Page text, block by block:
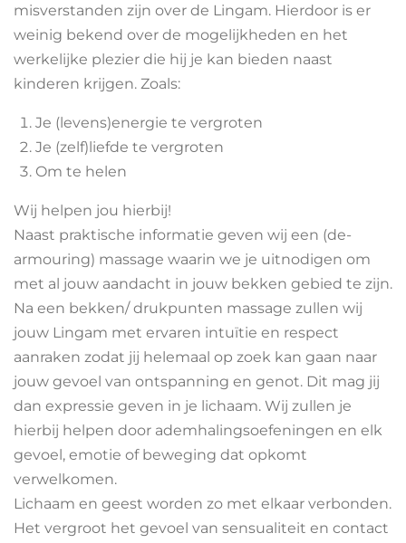
misverstanden zijn over de Lingam. Hierdoor is er
weinig bekend over de mogelijkheden en het
werkelijke plezier die hij je kan bieden naast
kinderen krijgen. Zoals:
Je (levens)energie te vergroten
Je (zelf)liefde te vergroten
Om te helen
Wij helpen jou hierbij!
Naast praktische informatie geven wij een (de-
armouring) massage waarin we je uitnodigen om
met al jouw aandacht in jouw bekken gebied te zijn.
Na een bekken/ drukpunten massage zullen wij
jouw Lingam met ervaren intuïtie en respect
aanraken zodat jij helemaal op zoek kan gaan naar
jouw gevoel van ontspanning en genot. Dit mag jij
dan expressie geven in je lichaam. Wij zullen je
hierbij helpen door ademhalingsoefeningen en elk
gevoel, emotie of beweging dat opkomt
verwelkomen.
Lichaam en geest worden zo met elkaar verbonden.
Het vergroot het gevoel van sensualiteit en contact